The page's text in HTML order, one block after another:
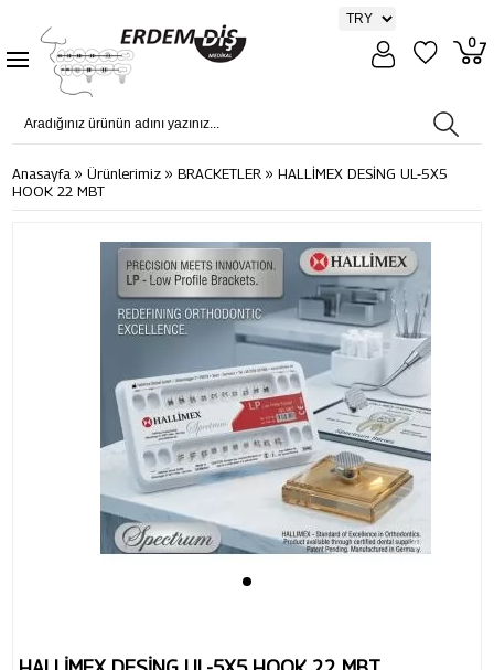
0
Anasayfa » Ürünlerimiz » BRACKETLER » HALLİMEX DESİNG UL-5X5
HOOK 22 MBT